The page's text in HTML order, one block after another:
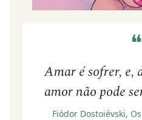
❝
Amar é sofrer, e,
amor não pode
Fiódor Dostoiévski,